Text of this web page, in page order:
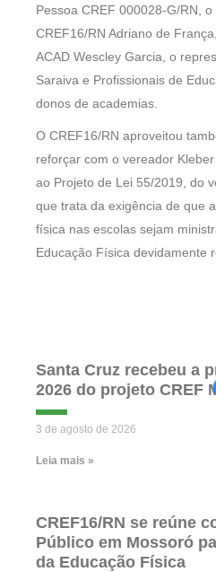
Pessoa CREF 000028-G/RN,
CREF16/RN Adriano de
ACAD Wescley Garcia, o
Saraiva e Profissionais de
donos de academias.
O CREF16/RN aproveitou
reforçar com o vereador
ao Projeto de Lei 55/2019, do
que trata da exigência de que
física nas escolas sejam
Educação Física devidamente
Santa Cruz recebeu a
2026 do projeto CREF
3 de agosto de 2026
Leia mais »
CREF16/RN se reúne
Público em Mossoró
da Educação Física